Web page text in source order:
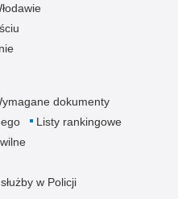
dokumenty
Listy rankingowe
w Policji